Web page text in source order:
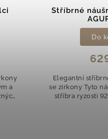
a
Stříbrné
Do
Elegantní
se zirkony Tyto
stříbra ryzosti